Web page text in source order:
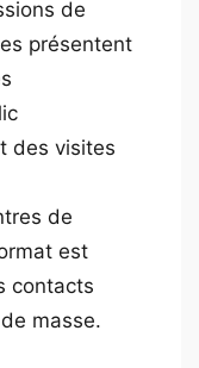
de
présentent
des visites
de
est
contacts
masse.